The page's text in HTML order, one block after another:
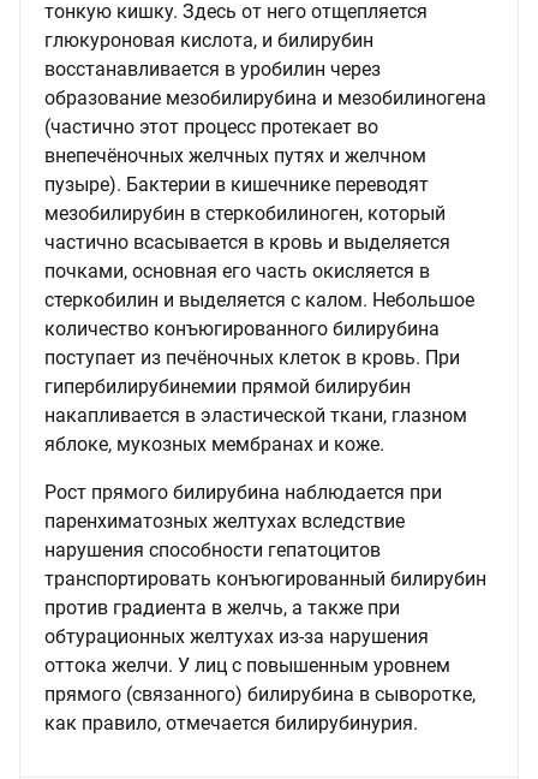
тонкую кишку. Здесь от него отщепляется
глюкуроновая кислота, и билирубин
восстанавливается в уробилин через
образование мезобилирубина и мезобилиногена
(частично этот процесс протекает во
внепечёночных желчных путях и желчном
пузыре). Бактерии в кишечнике переводят
мезобилирубин в стеркобилиноген, который
частично всасывается в кровь и выделяется
почками, основная его часть окисляется в
стеркобилин и выделяется с калом. Небольшое
количество конъюгированного билирубина
поступает из печёночных клеток в кровь. При
гипербилирубинемии прямой билирубин
накапливается в эластической ткани, глазном
яблоке, мукозных мембранах и коже.
Рост прямого билирубина наблюдается при
паренхиматозных желтухах вследствие
нарушения способности гепатоцитов
транспортировать конъюгированный билирубин
против градиента в желчь, а также при
обтурационных желтухах из-за нарушения
оттока желчи. У лиц с повышенным уровнем
прямого (связанного) билирубина в сыворотке,
как правило, отмечается билирубинурия.